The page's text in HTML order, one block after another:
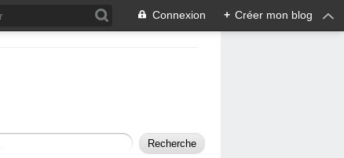
Connexion + Créer mon blog